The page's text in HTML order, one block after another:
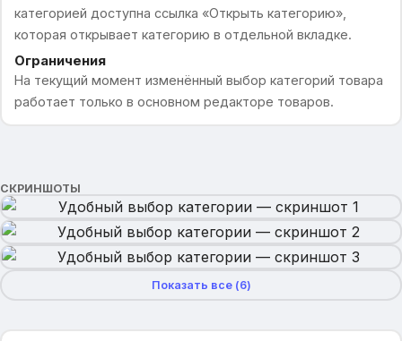
категорией доступна ссылка «Открыть категорию»,
которая открывает категорию в отдельной вкладке.
Ограничения
На текущий момент изменённый выбор категорий товара
работает только в основном редакторе товаров.
СКРИНШОТЫ
Показать все (6)